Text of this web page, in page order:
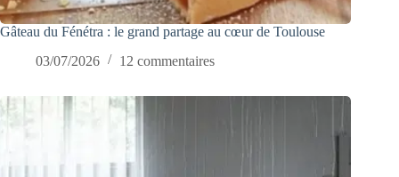
Gâteau du Fénétra : le grand partage au cœur de Toulouse
03/07/2026
12 commentaires